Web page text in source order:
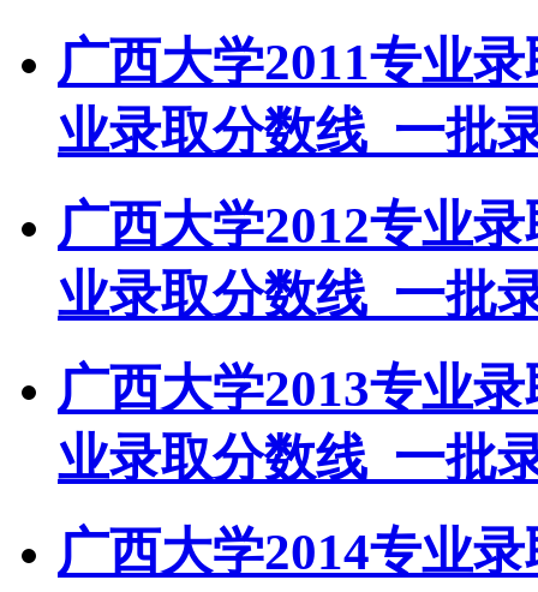
广西大学2011专业
业录取分数线_一批
广西大学2012专业
业录取分数线_一批
广西大学2013专业
业录取分数线_一批
广西大学2014专业